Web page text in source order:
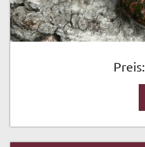
Preis: